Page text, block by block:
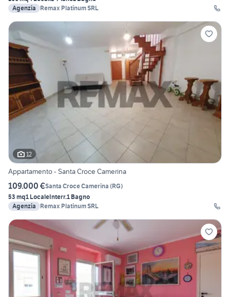
Agenzia
Remax Platinum SRL
12
Appartamento - Santa Croce Camerina
109.000 €Santa Croce Camerina (RG)
53 mq1 LocaleInterr.1 Bagno
Agenzia
Remax Platinum SRL